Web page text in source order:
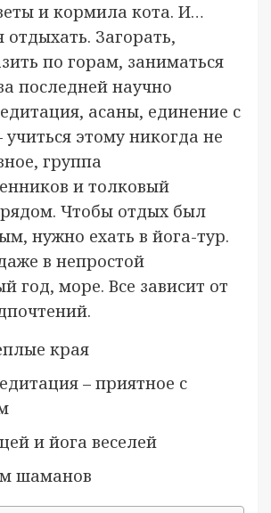
и кормила кота. И…
отдыхать. Загорать,
по горам, заниматься
последней научно
асаны, единение с
этому никогда не
группа
и толковый
Чтобы отдых был
нужно ехать в йога-тур.
в непростой
год, море. Все зависит от
края
– приятное с
и йога веселей
шаманов